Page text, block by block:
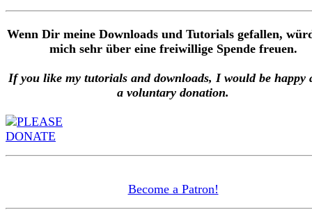
Wenn Dir meine Downloads und Tutorials gefallen,
mich sehr über eine freiwillige Spende freuen.
If you like my tutorials and downloads, I would be happy
a voluntary donation.
Become a Patron!